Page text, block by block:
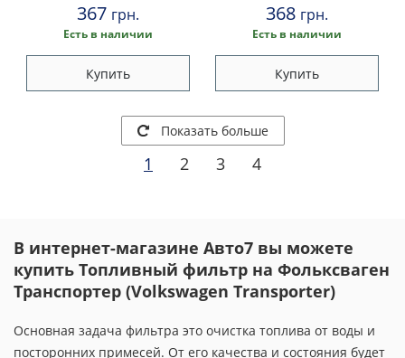
367 грн.
Есть в наличии
Купить
368 грн.
Есть в наличии
Купить
Показать больше
1 2 3 4
В интернет-магазине Авто7 вы можете
купить Топливный фильтр на Фольксваген
Транспортер (Volkswagen Transporter)
Основная задача фильтра это очистка топлива от воды и
посторонних примесей. От его качества и состояния будет